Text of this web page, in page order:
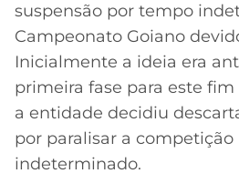
CÓDIGO
INDICAÇÃO
BET365
CÓDIGO
BETANO
CORINTHIANS
SÃO
PAULO
LIBERTADORES
COPA
DO
BRASIL
MERCADO
DA
BOLA
PALPITES
suspensão por tempo
Campeonato Goiano
Inicialmente a ideia era
primeira fase para este
a entidade decidiu
por paralisar a
indeterminado.